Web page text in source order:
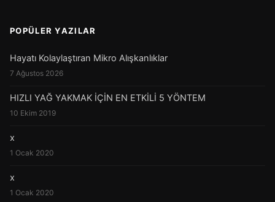
POPÜLER YAZILAR
Hayatı Kolaylaştıran Mikro Alışkanlıklar
7 Ağustos 2026
HIZLI YAĞ YAKMAK İÇİN EN ETKİLİ 5 YÖNTEM
10 Ekim 2019
x
1 Ocak 2020
x
1 Ocak 2020